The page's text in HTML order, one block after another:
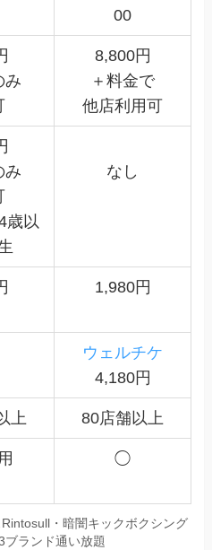
00
み
8,800円
＋料金で
他店利用可
み
歳以
なし
1,980円
ウェルチケ
4,180円
上 80店舗以上
◯
・暗闇キックボクシング
ブランド通い放題